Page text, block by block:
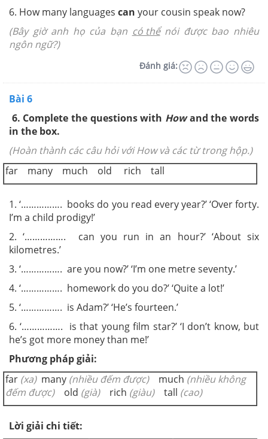
6. How many languages can your cousin speak now?
(Bây giờ anh họ của bạn có thểnói được bao nhiêu
ngôn ngữ?)
Đánh giá:
Bài 6
6. Complete the questions with Howand the words
in the box.
(Hoàn thành các câu hỏi với How và các từ trong hộp.)
far many much old rich tall
1.‘……………. books do you read every year?’ ‘Over forty.
I’m a child prodigy!’
2. ‘……………. can you run in an hour?’ ‘About six
kilometres.’
3. ‘……………. are you now?’ ‘I’m one metre seventy.’
4. ‘……………. homework do you do?’ ‘Quite a lot!’
5. ‘……………. is Adam?’ ‘He’s fourteen.’
6. ‘……………. is that young film star?’ ‘I don’t know, but
he’s got more money than me!’
Phương pháp giải:
far (xa)many (nhiều đếm được) much (nhiều không
đếm được)old (già) rich (giàu) tall (cao)
Lời giải chi tiết: